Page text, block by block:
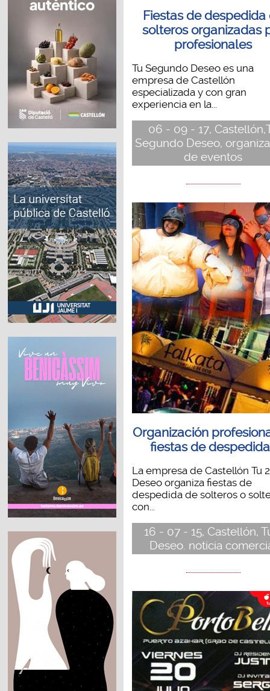
Fiestas de despedida
solteros organizadas
profesionales
Tu Segundo Deseo es una
empresa de Castellón
especializada y con gran
experiencia en la...
06 - 09 - 17,
Segundo Deseo,
de eventos
Organización
fiestas de
La empresa de Castellón Tu 2
Deseo organiza fiestas de
despedida de solteros o
con...
16 - 07 - 15, Castellón,
Deseo. noticia